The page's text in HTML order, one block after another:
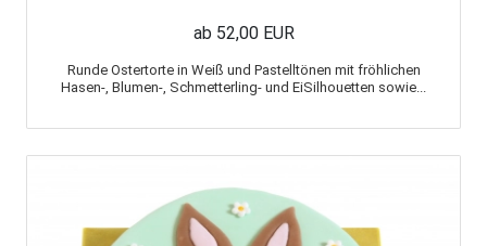
ab 52,00 EUR
Runde Ostertorte in Weiß und Pastelltönen mit fröhlichen
Hasen-, Blumen-, Schmetterling- und EiSilhouetten sowie...